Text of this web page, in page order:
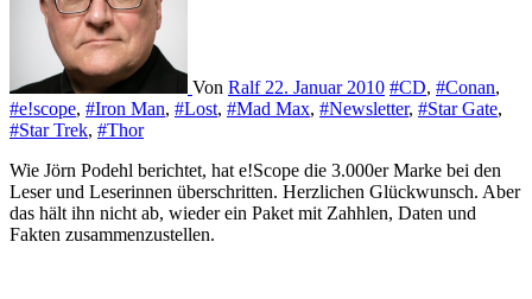
Von Ralf 22. Januar 2010 #CD, #Conan,
#e!scope, #Iron Man, #Lost, #Mad Max, #Newsletter, #Star Gate,
#Star Trek, #Thor
Wie Jörn Podehl berichtet, hat e!Scope die 3.000er Marke bei den
Leser und Leserinnen überschritten. Herzlichen Glückwunsch. Aber
das hält ihn nicht ab, wieder ein Paket mit Zahhlen, Daten und
Fakten zusammenzustellen.